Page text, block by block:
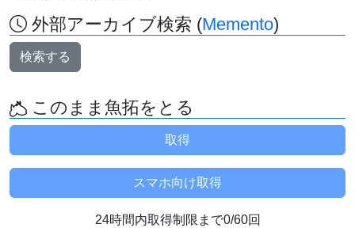
外部アーカイブ検索 (Memento)
検索する
このまま魚拓をとる
24時間内取得制限まで0/60回